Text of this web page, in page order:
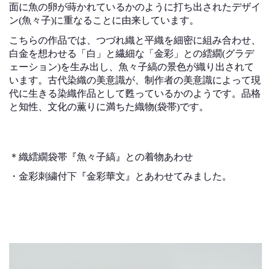
面に魚の卵が蒔かれているかのように打ち出されたデザイ
ン(魚々子)に重なることに由来しています。
こちらの作品では、つづれ織と平織を細密に組み合わせ、
白金を想わせる「白」と繊細な「金彩」との繧繝(グラデ
ェーション)を生み出し、魚々子縞の景色が織り出されて
います。古代染織の美意識が、制作者の美意識によって現
代に生きる染織作品として甦っているかのようです。品格
と知性、文化の薫りに満ちた織物(袋帯)です。
＊ 織繧繝袋帯『魚々子縞』との着物あわせ
・ 金彩刺繍付下『金彩華文』とあわせてみました。